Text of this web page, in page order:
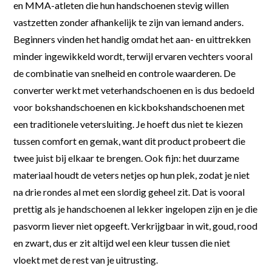
en MMA-atleten die hun handschoenen stevig willen
vastzetten zonder afhankelijk te zijn van iemand anders.
Beginners vinden het handig omdat het aan- en uittrekken
minder ingewikkeld wordt, terwijl ervaren vechters vooral
de combinatie van snelheid en controle waarderen. De
converter werkt met veterhandschoenen en is dus bedoeld
voor bokshandschoenen en kickbokshandschoenen met
een traditionele vetersluiting. Je hoeft dus niet te kiezen
tussen comfort en gemak, want dit product probeert die
twee juist bij elkaar te brengen. Ook fijn: het duurzame
materiaal houdt de veters netjes op hun plek, zodat je niet
na drie rondes al met een slordig geheel zit. Dat is vooral
prettig als je handschoenen al lekker ingelopen zijn en je die
pasvorm liever niet opgeeft. Verkrijgbaar in wit, goud, rood
en zwart, dus er zit altijd wel een kleur tussen die niet
vloekt met de rest van je uitrusting.